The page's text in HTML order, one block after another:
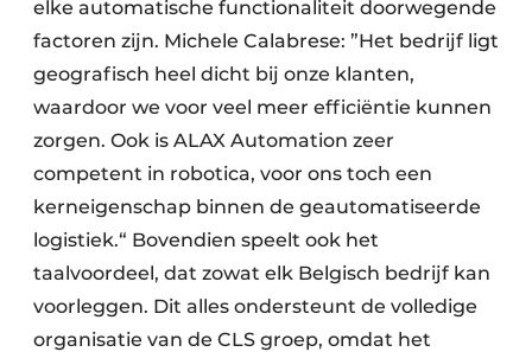
elke automatische functionaliteit doorwegende
factoren zijn. Michele Calabrese: ”Het bedrijf ligt
geografisch heel dicht bij onze klanten,
waardoor we voor veel meer efficiëntie kunnen
zorgen. Ook is ALAX Automation zeer
competent in robotica, voor ons toch een
kerneigenschap binnen de geautomatiseerde
logistiek.“ Bovendien speelt ook het
taalvoordeel, dat zowat elk Belgisch bedrijf kan
voorleggen. Dit alles ondersteunt de volledige
organisatie van de CLS groep, omdat het